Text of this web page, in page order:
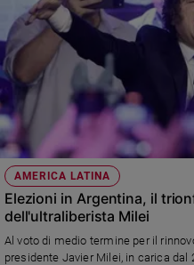
della
settimana
Migranti
Diversità
Costume
Cultura
e
spettacoli
AMERICA LATINA
Elezioni in Argentina, il
dell'ultraliberista Milei
Al voto di medio termine per il
presidente Javier Milei, in carica dal